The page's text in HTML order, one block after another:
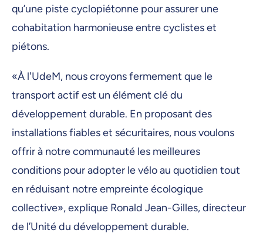
qu’une piste cyclopiétonne pour assurer une
cohabitation harmonieuse entre cyclistes et
piétons.
«À l'UdeM, nous croyons fermement que le
transport actif est un élément clé du
développement durable. En proposant des
installations fiables et sécuritaires, nous voulons
offrir à notre communauté les meilleures
conditions pour adopter le vélo au quotidien tout
en réduisant notre empreinte écologique
collective», explique Ronald Jean-Gilles, directeur
de l’Unité du développement durable.